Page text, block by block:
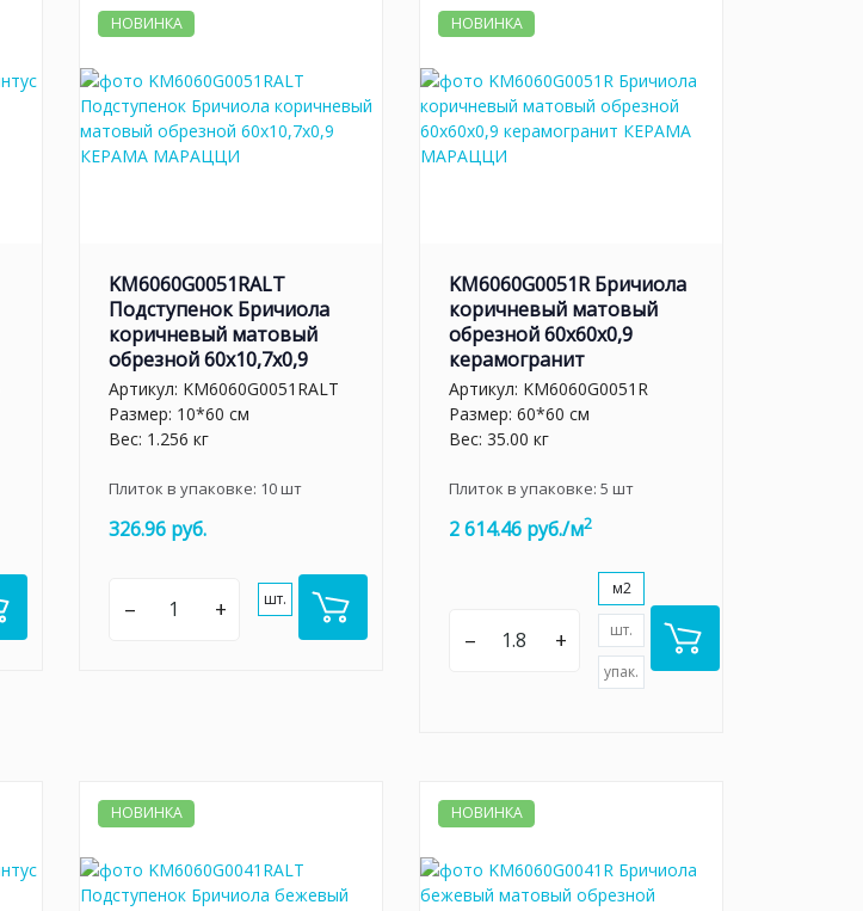
НОВИНКА
KM6060G0051RALT
Подступенок Бричиола
коричневый матовый
обрезной 60x10,7x0,9
Артикул: KM6060G0051RALT
Размер: 10*60 см
Вес: 1.256 кг
Плиток в упаковке: 10шт
326.96 руб.
– + шт.
НОВИНКА
KM6060G0051R Бричиола
коричневый матовый
обрезной 60x60x0,9
керамогранит
Артикул: KM6060G0051R
Размер: 60*60 см
Вес: 35.00 кг
Плиток в упаковке: 5 шт
2 614.46 руб./м2
– +
м2
шт.
упак.
НОВИНКА НОВИНКА